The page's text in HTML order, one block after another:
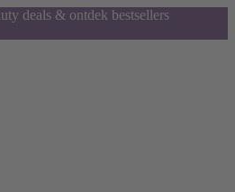
deals & ontdek bestsellers